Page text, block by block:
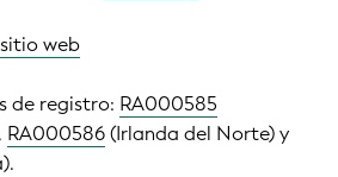
sitio web
de registro: RA000585
RA000586(Irlanda del Norte) y